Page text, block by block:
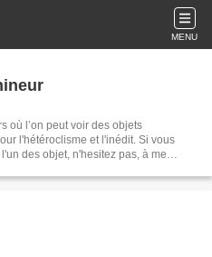
MENU
où l’on peut voir des objets
l'hétéroclisme et l'inédit. Si vous
des objet, n'hesitez pas, à me